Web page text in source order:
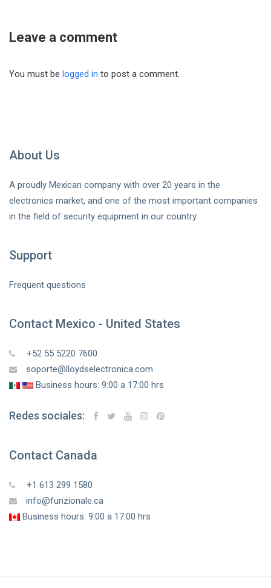
Leave a comment
You must be logged in to post a comment.
About Us
A proudly Mexican company with over 20 years in the
electronics market, and one of the most important companies
in the field of security equipment in our country.
Support
Frequent questions
Contact Mexico - United States
+52 55 5220 7600
soporte@lloydselectronica.com
Business hours: 9:00 a 17:00 hrs
Redes sociales:
Contact Canada
+1 613 299 1580
info@funzionale.ca
Business hours: 9:00 a 17:00 hrs